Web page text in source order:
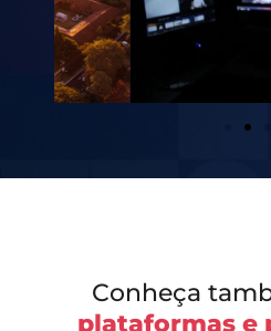
Conheça
plataformas e